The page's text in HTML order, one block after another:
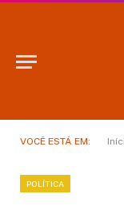
VOCÊ ESTÁ EM:
POLÍTICA